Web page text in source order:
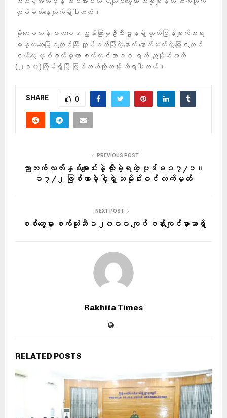
လှုပ်ခတ်နေလျက်ရှိပါတယ်။
မိုးလေဝသနဲ့ ဇလဗေဒ ညွှန်ကြားမှုဦးစီးဌာနရဲ့ ထုတ်ပြန်ချက်အရ
မန္တလေးမြေငလျင်ကြီး လှုပ်ခတ်ပြီးတဲ့နောက် နောက်ဆက်တွဲမြေငလျင်
ငယ်တွေ လှုပ်ခတ်မှုဟာ စက်တင်ဘာ ၁၀ ရက် ညပိုင်းအထိ
(၂၃၀)ကြိမ်ရှိပြီ ဖြစ်တယ်လို့လည်း သိရပါတယ်။
SHARE 0
PREVIOUS POST
ညာဘက် လက်နှစ်ချောင်းနဲ့ ထိုးခဲ့ရတဲ့ ပုဒ်မ ၁၇/၁။
၁၇/၂ ဖြစ်လာမဲ့ ငါ့ရဲ့ သမိုင်းဝင် လက်မှတ်
NEXT POST
စစ်တွေမှာ စက်သုံးဆီ ၁၂၀၀၀ ကျပ် ဝန်းကျင်မှာသာရှိ
Rakhita Times
RELATED POSTS